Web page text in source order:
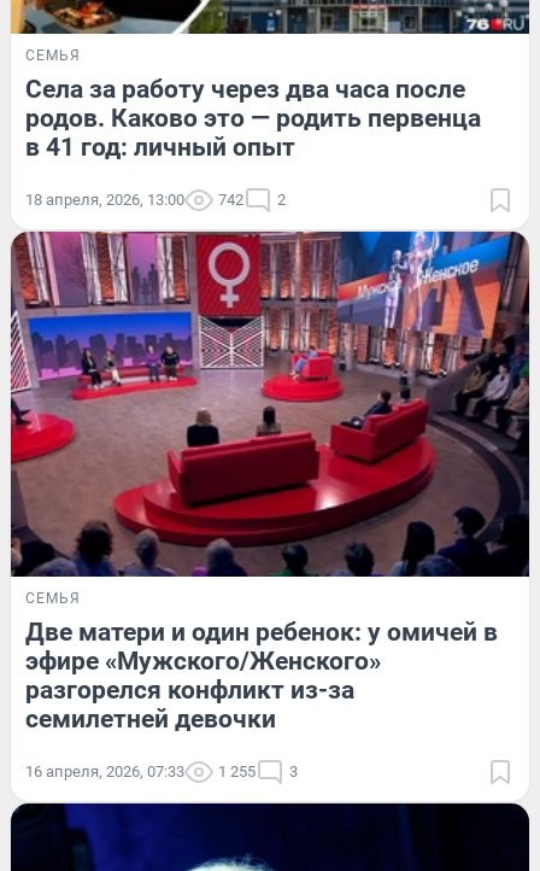
СЕМЬЯ
Села за работу через два часа после
родов. Каково это — родить первенца
в 41 год: личный опыт
18 апреля, 2026, 13:00 742 2
СЕМЬЯ
Две матери и один ребенок: у омичей в
эфире «Мужского/Женского»
разгорелся конфликт из-за
семилетней девочки
16 апреля, 2026, 07:33 1 255 3